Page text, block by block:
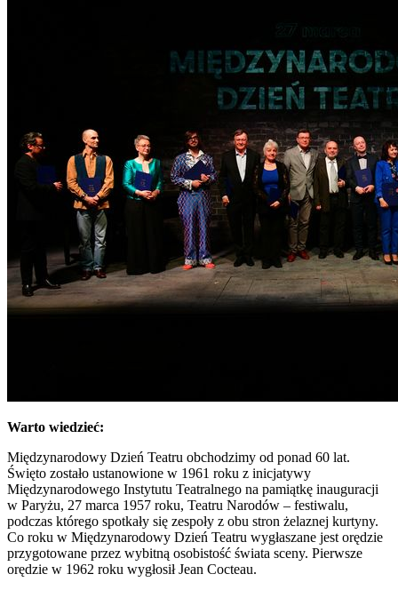
Warto wiedzieć:
Międzynarodowy Dzień Teatru obchodzimy od ponad 60 lat.
Święto zostało ustanowione w 1961 roku z inicjatywy
Międzynarodowego Instytutu Teatralnego na pamiątkę inauguracji
w Paryżu, 27 marca 1957 roku, Teatru Narodów – festiwalu,
podczas którego spotkały się zespoły z obu stron żelaznej kurtyny.
Co roku w Międzynarodowy Dzień Teatru wygłaszane jest orędzie
przygotowane przez wybitną osobistość świata sceny. Pierwsze
orędzie w 1962 roku wygłosił Jean Cocteau.